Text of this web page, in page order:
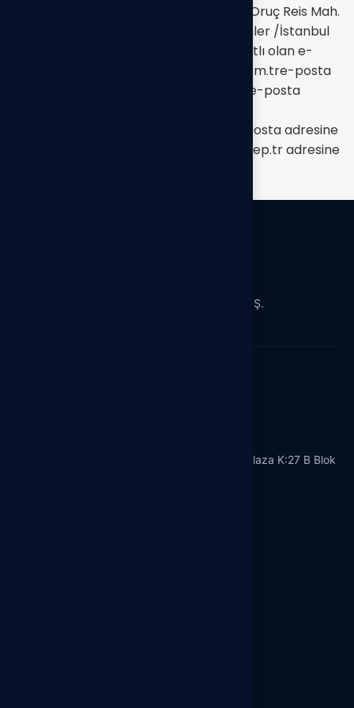
Satış Dağıtım Sanayi ve Ticaret A.Ş.’nin Oruç Reis Mah.
Tekstilkent Cad. B Blok No:12 A/273 Esenler /İstanbul
adresine yazılı olarak, sistemimizde kayıtlı olan e-
kvkk@hedefgrup.com.tre-posta
adresine, sistemimizde kayıtlı olmayan e-posta
e-posta adresine
hedefgrup@hs03.kep.tradresine
Hedef Grup Satış Dağıtım Sanayi ve Ticaret A.Ş.
Oruç Reis Mah. Tekstilkent Cad. No:12 Koza Plaza K:27 B Blok